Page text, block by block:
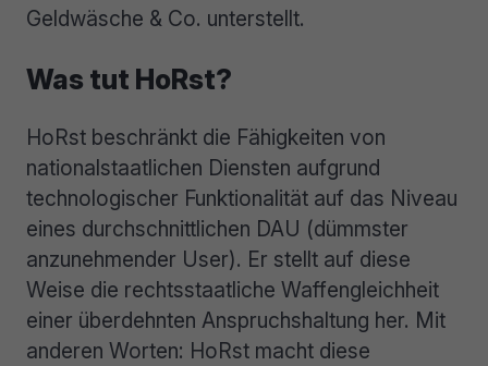
Geldwäsche & Co. unterstellt.
Was tut HoRst?
HoRst beschränkt die Fähigkeiten von
nationalstaatlichen Diensten aufgrund
technologischer Funktionalität auf das Niveau
eines durchschnittlichen DAU (dümmster
anzunehmender User). Er stellt auf diese
Weise die rechtsstaatliche Waffengleichheit
einer überdehnten Anspruchshaltung her. Mit
anderen Worten: HoRst macht diese